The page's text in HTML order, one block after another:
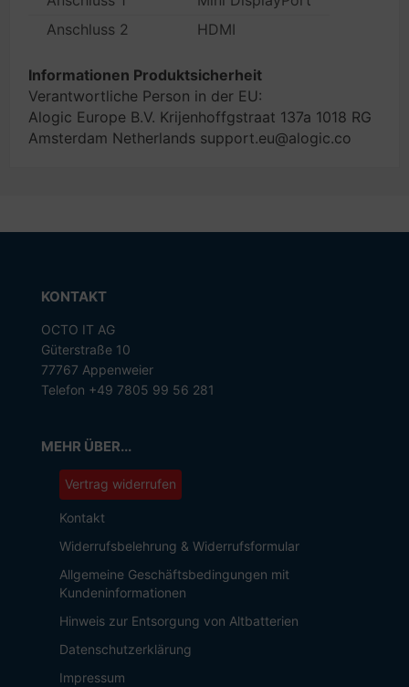
Anschluss 2
HDMI
Informationen Produktsicherheit
Verantwortliche Person in der EU:
Alogic Europe B.V. Krijenhoffgstraat 137a 1018 RG
Amsterdam Netherlands support.eu@alogic.co
KONTAKT
OCTO IT AG
Güterstraße 10
77767 Appenweier
Telefon +49 7805 99 56 281
MEHR ÜBER...
Vertrag widerrufen
Kontakt
Widerrufsbelehrung & Widerrufsformular
Allgemeine Geschäftsbedingungen mit
Kundeninformationen
Hinweis zur Entsorgung von Altbatterien
Datenschutzerklärung
Impressum